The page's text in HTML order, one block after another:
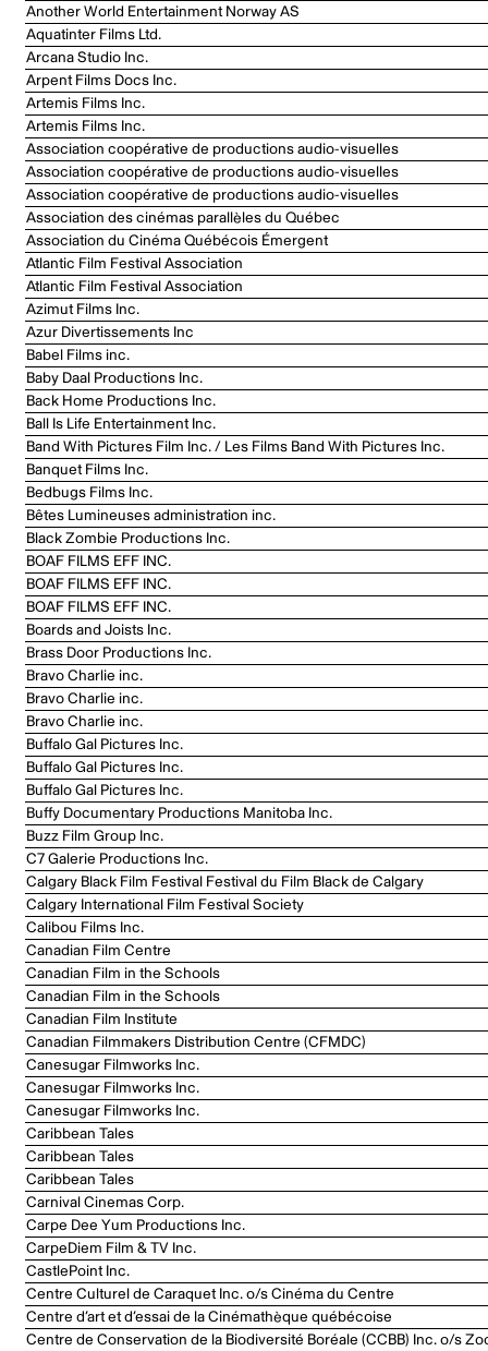
Another World Entertainment Norway AS
Aquatinter Films Ltd.
Arcana Studio Inc.
Arpent Films Docs Inc.
Artemis Films Inc.
Artemis Films Inc.
Association coopérative de productions audio-visuelles
Association coopérative de productions audio-visuelles
Association coopérative de productions audio-visuelles
Association des cinémas parallèles du Québec
Association du Cinéma Québécois Émergent
Atlantic Film Festival Association
Atlantic Film Festival Association
Azimut Films Inc.
Azur Divertissements Inc
Babel Films inc.
Baby Daal Productions Inc.
Back Home Productions Inc.
Ball Is Life Entertainment Inc.
Band With Pictures Film Inc. / Les Films Band With Pictures Inc.
Banquet Films Inc.
Bedbugs Films Inc.
Bêtes Lumineuses administration inc.
Black Zombie Productions Inc.
BOAF FILMS EFF INC.
BOAF FILMS EFF INC.
BOAF FILMS EFF INC.
Boards and Joists Inc.
Brass Door Productions Inc.
Bravo Charlie inc.
Bravo Charlie inc.
Bravo Charlie inc.
Buffalo Gal Pictures Inc.
Buffalo Gal Pictures Inc.
Buffalo Gal Pictures Inc.
Buffy Documentary Productions Manitoba Inc.
Buzz Film Group Inc.
C7 Galerie Productions Inc.
Calgary Black Film Festival Festival du Film Black de Calgary
Calgary International Film Festival Society
Calibou Films Inc.
Canadian Film Centre
Canadian Film in the Schools
Canadian Film in the Schools
Canadian Film Institute
Canadian Filmmakers Distribution Centre (CFMDC)
Canesugar Filmworks Inc.
Canesugar Filmworks Inc.
Canesugar Filmworks Inc.
Caribbean Tales
Caribbean Tales
Caribbean Tales
Carnival Cinemas Corp.
Carpe Dee Yum Productions Inc.
CarpeDiem Film & TV Inc.
CastlePoint Inc.
Centre Culturel de Caraquet Inc. o/s Cinéma du Centre
Centre d’art et d’essai de la Cinémathèque québécoise
Centre de Conservation de la Biodiversité Boréale (CCBB) Inc. o/s